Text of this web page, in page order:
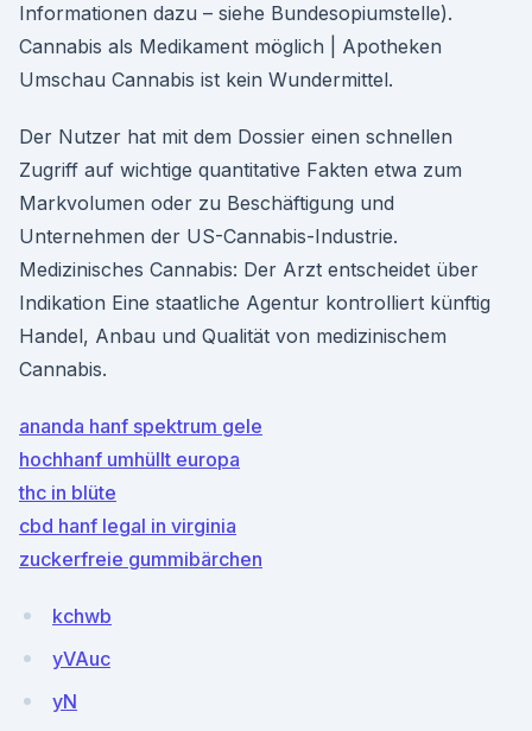
Informationen dazu – siehe Bundesopiumstelle).
Cannabis als Medikament möglich | Apotheken
Umschau Cannabis ist kein Wundermittel.
Der Nutzer hat mit dem Dossier einen schnellen
Zugriff auf wichtige quantitative Fakten etwa zum
Markvolumen oder zu Beschäftigung und
Unternehmen der US-Cannabis-Industrie.
Medizinisches Cannabis: Der Arzt entscheidet über
Indikation Eine staatliche Agentur kontrolliert künftig
Handel, Anbau und Qualität von medizinischem
Cannabis.
ananda hanf spektrum gele
hochhanf umhüllt europa
thc in blüte
cbd hanf legal in virginia
zuckerfreie gummibärchen
kchwb
yVAuc
yN